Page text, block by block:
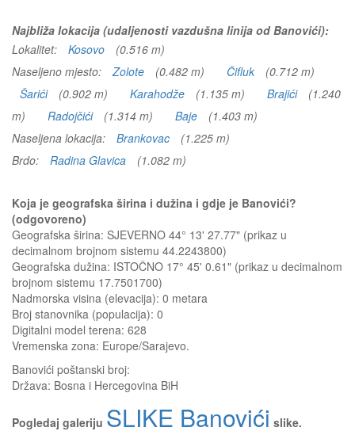
Najbliža lokacija (udaljenosti vazdušna linija od Banovići):
Lokalitet:
Kosovo
(0.516 m)
Naseljeno mjesto:
Zolote (0.482 m) Čifluk
(0.712 m)
Šarići
(0.902 m) Karahodže (1.135 m) Brajići
(1.240
m)
Radojčići (1.314 m) Baje
(1.403 m)
Naseljena lokacija:
Brankovac
(1.225 m)
Brdo:
Radina Glavica (1.082 m)
Koja je geografska širina i dužina i gdje je Banovići?
(odgovoreno)
Geografska širina: SJEVERNO 44° 13' 27.77" (prikaz u
decimalnom brojnom sistemu 44.2243800)
Geografska dužina: ISTOČNO 17° 45' 0.61" (prikaz u decimalnom
brojnom sistemu 17.7501700)
Nadmorska visina (elevacija): 0 metara
Broj stanovnika (populacija): 0
Digitalni model terena: 628
Vremenska zona: Europe/Sarajevo.
Banovići poštanski broj:
Država: Bosna i Hercegovina BiH
Pogledaj galeriju SLIKE Banovići slike.